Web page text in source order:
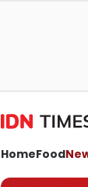
HomeFood